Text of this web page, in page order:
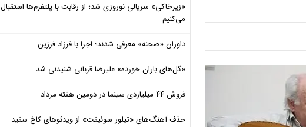
«زیرخاکی» سریالی نوروزی شد؛ از رقابت با پلتفرم‌ها استقبال
می‌کنیم
داوران «صحنه» معرفی شدند؛ اجرا با فرزاد فرزین
«گل‌های باران خورده» علیرضا قربانی شنیدنی شد
فروش ۴۴ میلیاردی سینما در دومین هفته‌ مرداد
حذف آهنگ‌های «تیلور سوئیفت» از ویدئوهای کاخ سفید